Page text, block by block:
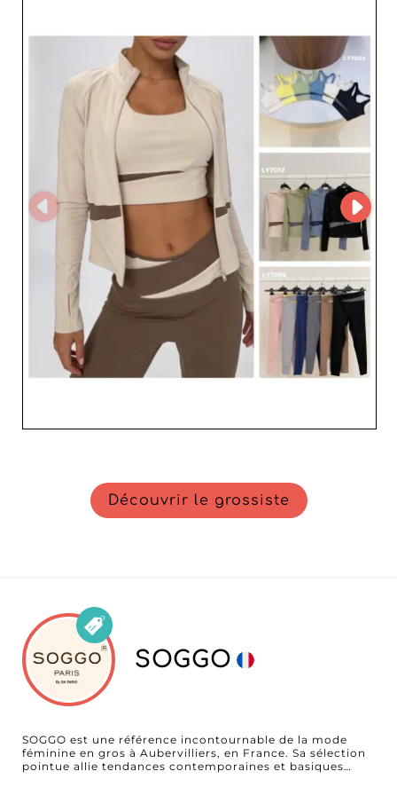
Fashion Wholesaler, les professionnels accèdent au profil
fournisseur complet d'UMI et à ses coordonnées
complètes, garantissant une communication fluide et un
accompagnement personnalisé. Découvrez comment un
partenariat avec UMI peut vous aider à garder une
longueur d'avance dans l'univers en constante évolution
des vêtements de sport féminins.
Découvrir le grossiste
SOGGO
SOGGO est une référence incontournable de la mode
féminine en gros à Aubervilliers, en France. Sa sélection
pointue allie tendances contemporaines et basiques